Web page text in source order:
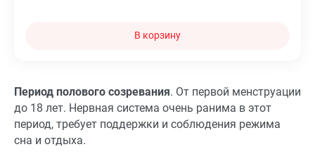
В корзину
Период полового созревания. От первой менструации
до 18 лет. Нервная система очень ранима в этот
период, требует поддержки и соблюдения режима
сна и отдыха.